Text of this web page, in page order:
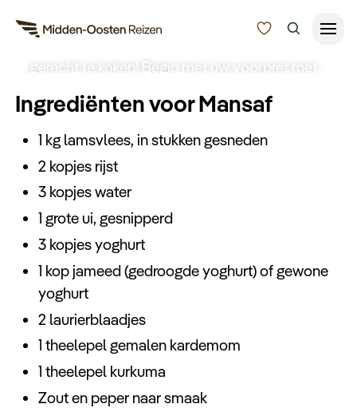
Alle bestemmingen
Inspiratie
Meer
Budget
Zoeken
gerecht te koken! Begin met uw voorpret met
onvergetelijkerondreis door Jordanië. Met dit
recept kunt u eenvoudig mansaf maken in uw
eigen keuken.
Ingrediënten voor Mansaf
1 kg lamsvlees, in stukken gesneden
2 kopjes rijst
3 kopjes water
1 grote ui, gesnipperd
3 kopjes yoghurt
1 kop jameed (gedroogde yoghurt) of gewone
yoghurt
2 laurierblaadjes
1 theelepel gemalen kardemom
1 theelepel kurkuma
Zout en peper naar smaak